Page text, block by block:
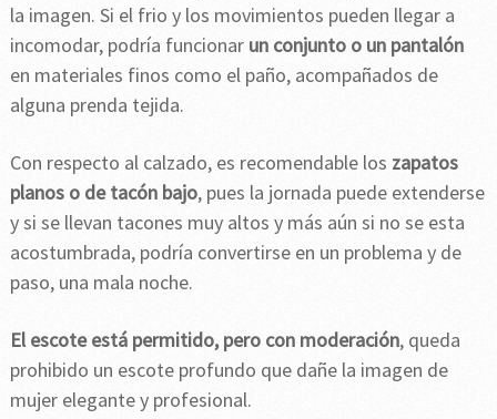
la imagen. Si el frio y los movimientos pueden llegar a
incomodar, podría funcionar un conjunto o un pantalón
en materiales finos como el paño, acompañados de
alguna prenda tejida.
Con respecto al calzado, es recomendable los zapatos
planos o de tacón bajo, pues la jornada puede extenderse
y si se llevan tacones muy altos y más aún si no se esta
acostumbrada, podría convertirse en un problema y de
paso, una mala noche.
El escote está permitido, pero con moderación, queda
prohibido un escote profundo que dañe la imagen de
mujer elegante y profesional.